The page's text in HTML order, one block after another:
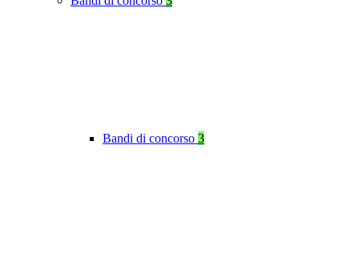
Bandi di concorso 3